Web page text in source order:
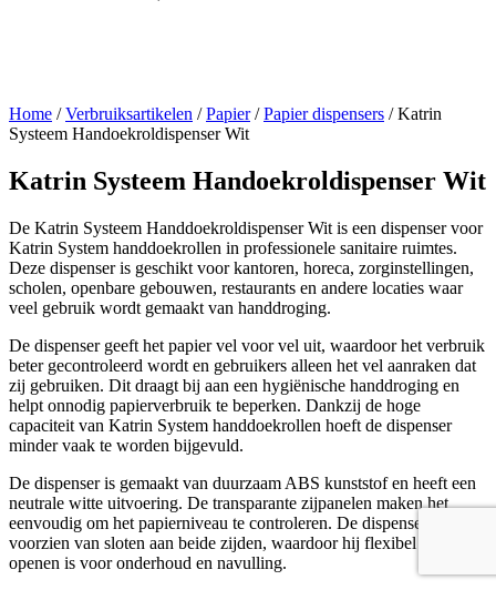
Home /Verbruiksartikelen /Papier/Papier dispensers / Katrin
Systeem Handoekroldispenser Wit
Katrin Systeem Handoekroldispenser Wit
De Katrin Systeem Handdoekroldispenser Wit is een dispenser voor
Katrin System handdoekrollen in professionele sanitaire ruimtes.
Deze dispenser is geschikt voor kantoren, horeca, zorginstellingen,
scholen, openbare gebouwen, restaurants en andere locaties waar
veel gebruik wordt gemaakt van handdroging.
De dispenser geeft het papier vel voor vel uit, waardoor het verbruik
beter gecontroleerd wordt en gebruikers alleen het vel aanraken dat
zij gebruiken. Dit draagt bij aan een hygiënische handdroging en
helpt onnodig papierverbruik te beperken. Dankzij de hoge
capaciteit van Katrin System handdoekrollen hoeft de dispenser
minder vaak te worden bijgevuld.
De dispenser is gemaakt van duurzaam ABS kunststof en heeft een
neutrale witte uitvoering. De transparante zijpanelen maken het
eenvoudig om het papierniveau te controleren. De dispenser is
voorzien van sloten aan beide zijden, waardoor hij flexibel te
openen is voor onderhoud en navulling.